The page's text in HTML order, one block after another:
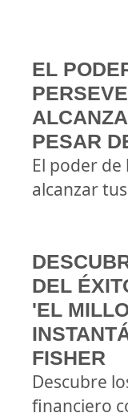
EL
PESAR
El poder
alcanzar
DEL
'EL
FISHER
Descubre
financiero